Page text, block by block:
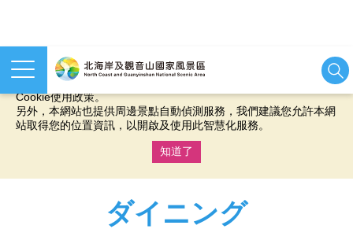
本網站使用cookies等相關技術以持續優化網站服務，並有助於為
您提供更佳的體驗，當您繼續使用本網站即表示您同意我們的
Cookie使用政策。
另外，本網站也提供周邊景點自動偵測服務，我們建議您允許本網
站取得您的位置資訊，以開啟及使用此智慧化服務。
知道了
ダイニング